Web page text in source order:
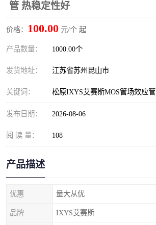
管 热稳定性好
价格： 100.00 元/个 起
产品数量： 1000.00个
发货地址： 江苏省苏州昆山市
关键词： 松原IXYS艾赛斯MOS管场效应管
发布日期： 2026-08-06
阅 读 量： 108
产品描述
优惠 量大从优
品牌 IXYS艾赛斯